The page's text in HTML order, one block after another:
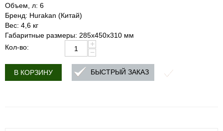
Объем, л: 6
Бренд: Hurakan (Китай)
Вес: 4,6 кг
Габаритные размеры: 285x450x310 мм
Кол-во:
+
−
В КОРЗИНУ БЫСТРЫЙ ЗАКАЗ